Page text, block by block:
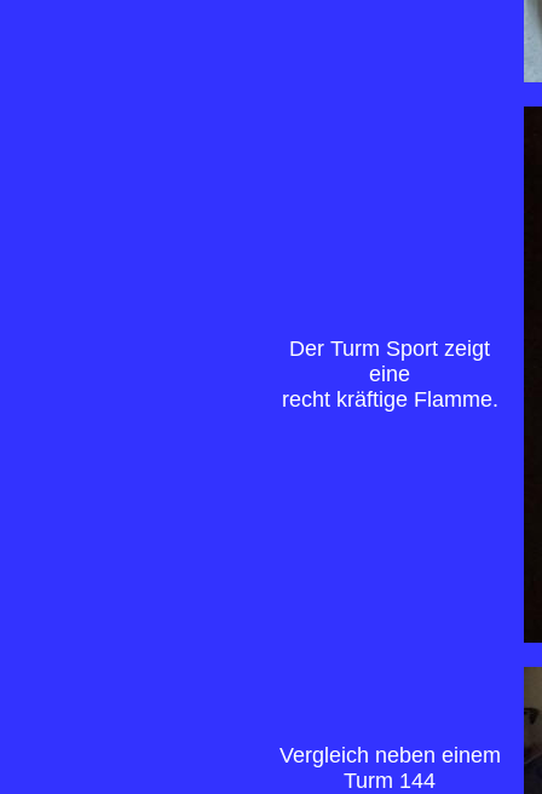
Der Turm Sport zeigt
eine
recht kräftige Flamme.
Vergleich neben einem
Turm 144